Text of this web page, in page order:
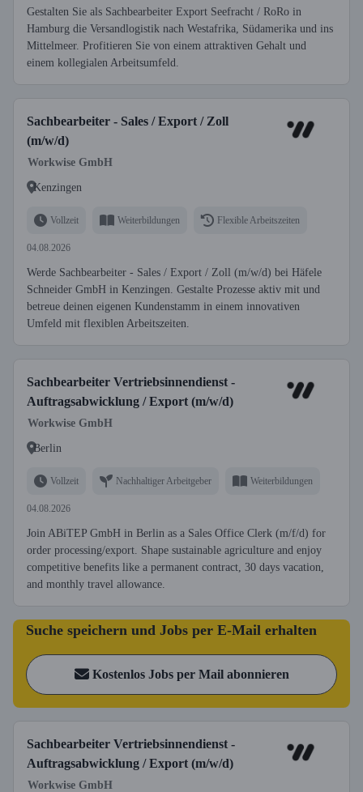
Gestalten Sie als Sachbearbeiter Export Seefracht / RoRo in
Hamburg die Versandlogistik nach Westafrika, Südamerika und ins
Mittelmeer. Profitieren Sie von einem attraktiven Gehalt und
einem kollegialen Arbeitsumfeld.
Sachbearbeiter - Sales / Export / Zoll
(m/w/d)
Workwise GmbH
Kenzingen
Vollzeit Weiterbildungen Flexible Arbeitszeiten
04.08.2026
Werde Sachbearbeiter - Sales / Export / Zoll (m/w/d) bei Häfele
Schneider GmbH in Kenzingen. Gestalte Prozesse aktiv mit und
betreue deinen eigenen Kundenstamm in einem innovativen
Umfeld mit flexiblen Arbeitszeiten.
Sachbearbeiter Vertriebsinnendienst -
Auftragsabwicklung / Export (m/w/d)
Workwise GmbH
Berlin
Vollzeit Nachhaltiger Arbeitgeber Weiterbildungen
04.08.2026
Join ABiTEP GmbH in Berlin as a Sales Office Clerk (m/f/d) for
order processing/export. Shape sustainable agriculture and enjoy
competitive benefits like a permanent contract, 30 days vacation,
and monthly travel allowance.
Suche speichern und Jobs per E-Mail erhalten
Kostenlos Jobs per Mail abonnieren
Sachbearbeiter Vertriebsinnendienst -
Auftragsabwicklung / Export (m/w/d)
Workwise GmbH